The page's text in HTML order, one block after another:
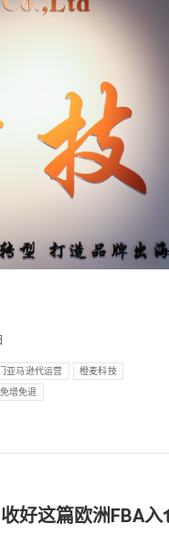
亚马逊代运营 橙麦科技
增免退
好这篇欧洲FBA入